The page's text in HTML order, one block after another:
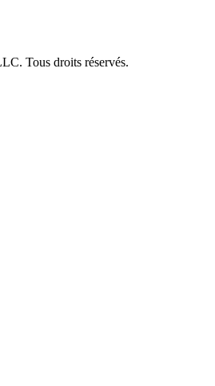
Tous droits réservés.​​